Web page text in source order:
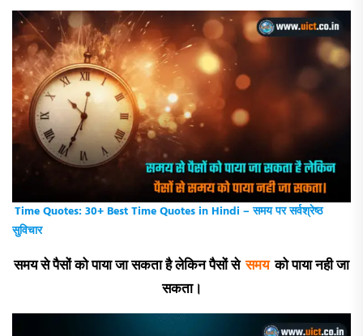
Time Quotes: 30+ Best Time Quotes in Hindi – समय पर सर्वश्रेष्ठ
सुविचार
समय से पैसों को पाया जा सकता है लेकिन पैसों सेसमयको पाया नही जा
सकता।